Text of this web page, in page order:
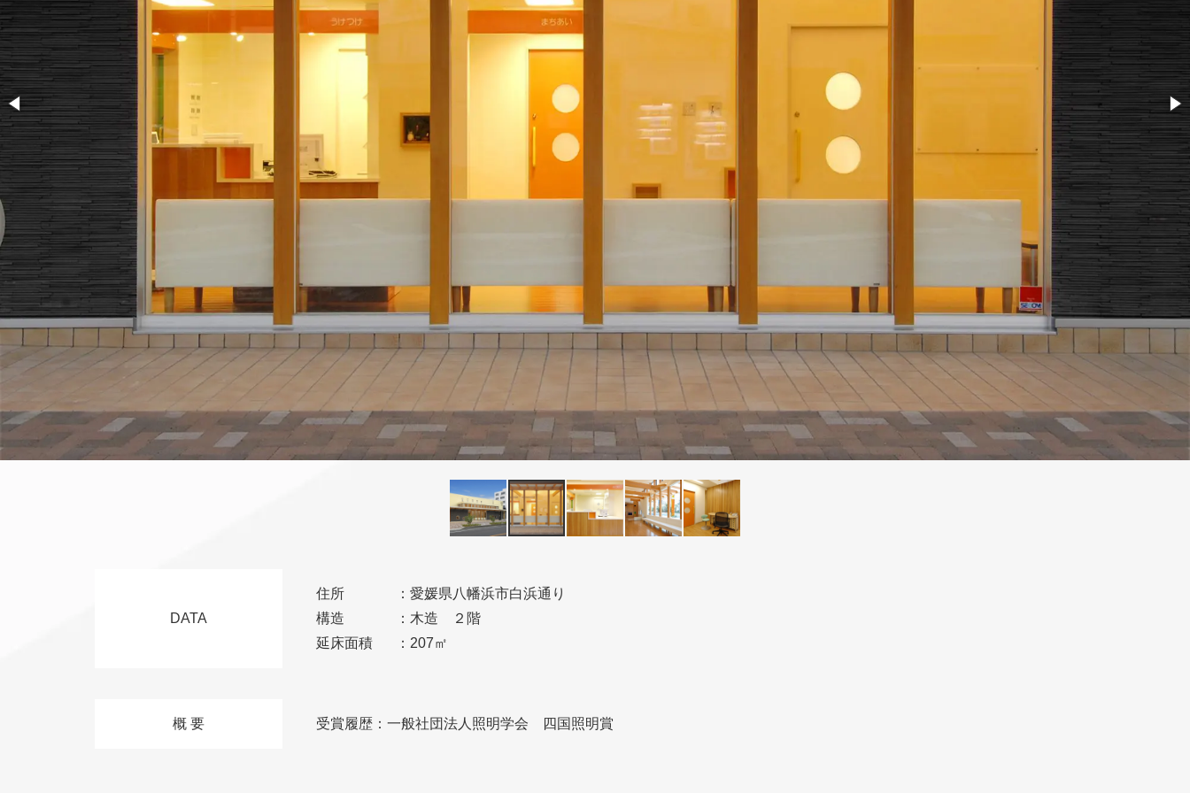
DATA
住所
：愛媛県八幡浜市白浜通り
構造
：木造 ２階
延床面積
：207㎡
概 要 受賞履歴：一般社団法人照明学会 四国照明賞